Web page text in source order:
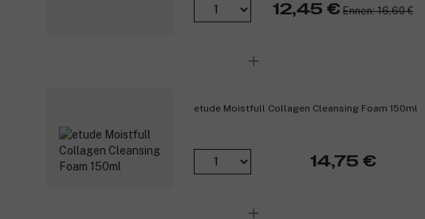
12,45 € Ennen: 16,60 €
etude Moistfull Collagen Cleansing Foam 150ml
14,75 €